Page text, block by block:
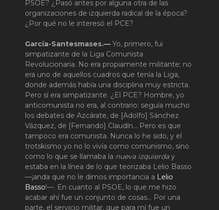
PSOE? ¿Pasó antes por alguna otra de las
organizaciones de izquierda radical de la época?
¿Por qué no le interesó el PCE?
García-Santesmases.— Yo, primero, fui
simpatizante de la Liga Comunista
Revolucionaria. No era propiamente militante; no
era uno de aquellos cuadros que tenía la Liga,
donde además había una disciplina muy estricta.
Pero sí era simpatizante. ¿El PCE? Hombre, yo
anticomunista no era, al contrario: seguía mucho
los debates de Azcárate, de [Adolfo] Sánchez
Vázquez, de [Fernando] Claudín… Pero es que
tampoco era comunista. Nunca lo he sido, y el
trotskismo yo no lo vivía como comunismo, sino
como lo que se llamaba la nueva izquierda y
estaba en la línea de lo que teorizaba Lelio Basso
—¡anda que no le dimos importancia a Lelio
Basso!—. En cuanto al PSOE, lo que me hizo
acabar ahí fue un conjunto de cosas… Por una
parte, el servicio militar, que para mí fue un